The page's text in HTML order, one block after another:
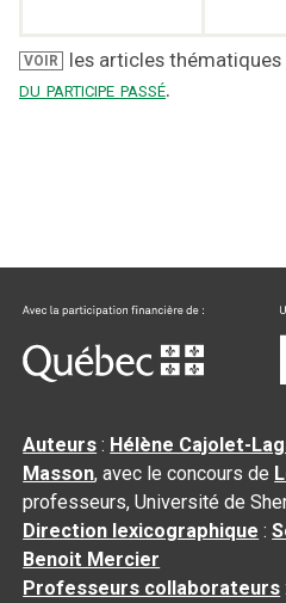
VOIR les articles thématiques
du participe passé.
Auteurs : Hélène Cajolet-
Masson, avec le concours de
professeurs, Université de
Direction lexicographique :
Benoit Mercier
Professeurs collaborateurs